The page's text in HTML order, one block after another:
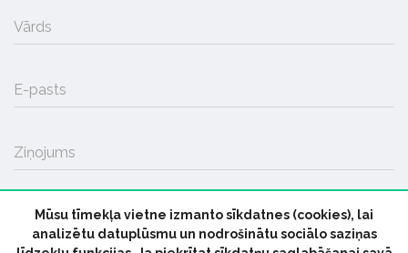
Vārds
E-pasts
Ziņojums
SŪTĪT
Mūsu tīmekļa vietne izmanto sīkdatnes (cookies), lai
analizētu datuplūsmu un nodrošinātu sociālo saziņas